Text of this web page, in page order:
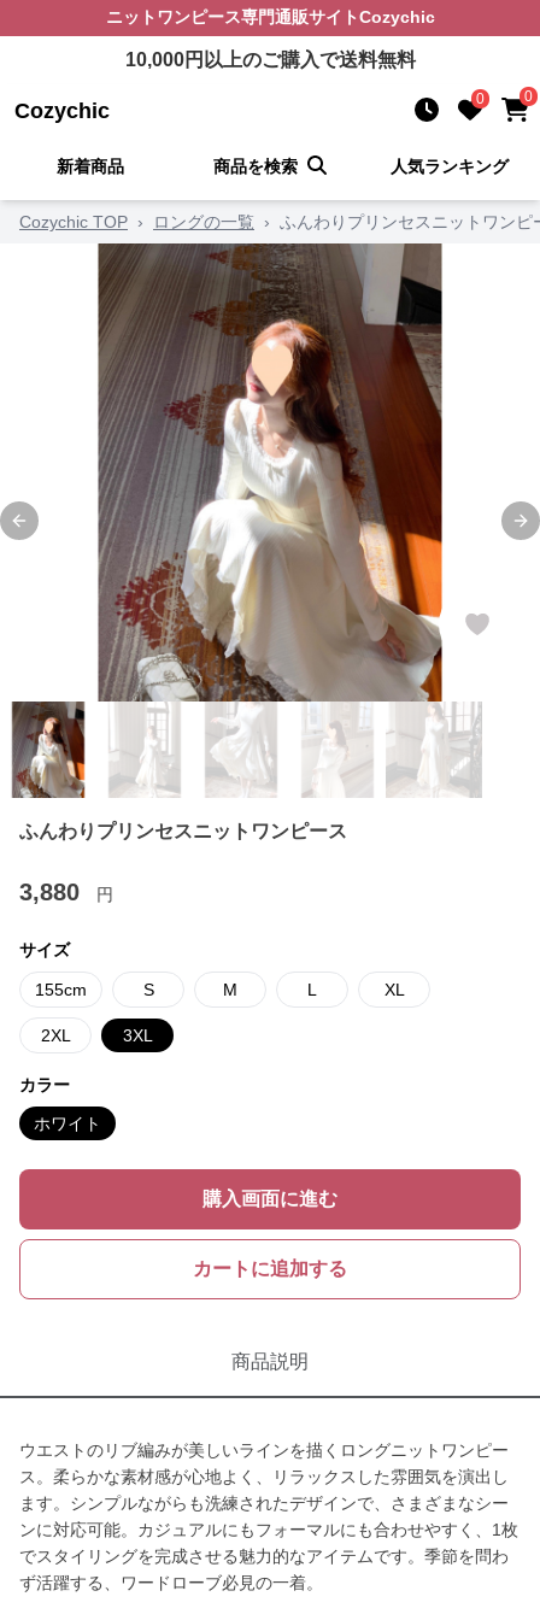
ニットワンピース専門通販サイトCozychic
10,000円以上のご購入で送料無料
Cozychic 0 0
新着商品 商品を検索 人気ランキング
Cozychic TOP › ロングの一覧 › ふんわりプリンセスニットワンピ
Previous slide
ふんわりプリンセスニットワンピース
3,880 円
サイズ
155cm S M L XL
2XL 3XL
カラー
ホワイト
購入画面に進む
カートに追加する
商品説明
ウエストのリブ編みが美しいラインを描くロングニットワンピー
ス。柔らかな素材感が心地よく、リラックスした雰囲気を演出し
ます。シンプルながらも洗練されたデザインで、さまざまなシー
ンに対応可能。カジュアルにもフォーマルにも合わせやすく、1枚
でスタイリングを完成させる魅力的なアイテムです。季節を問わ
ず活躍する、ワードローブ必見の一着。